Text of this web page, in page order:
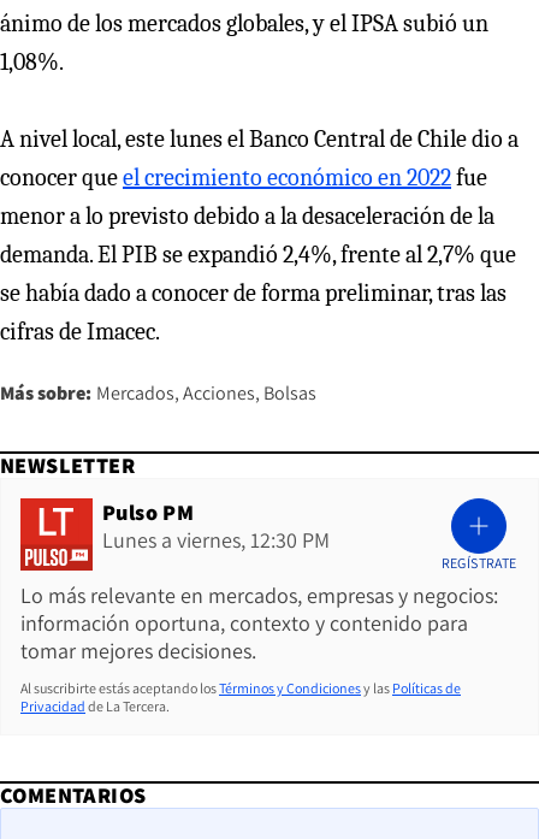
ánimo de los mercados globales, y el IPSA subió un
1,08%.
A nivel local, este lunes el Banco Central de Chile dio a
conocer queel crecimiento económico en 2022fue
menor a lo previsto debido a la desaceleración de la
demanda. El PIB se expandió 2,4%, frente al 2,7% que
se había dado a conocer de forma preliminar, tras las
cifras de Imacec.
Más sobre: Mercados Acciones Bolsas
NEWSLETTER
Pulso PM
Lunes a viernes, 12:30 PM
Lo más relevante en mercados, empresas y negocios:
información oportuna, contexto y contenido para
tomar mejores decisiones.
REGÍSTRATE
Al suscribirte estás aceptando losTérminos y Condicionesy las Políticas de
Privacidad de La Tercera.
COMENTARIOS